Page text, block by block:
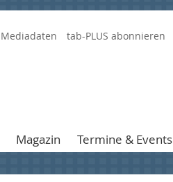
Mediadaten tab-PLUS abonnieren
Magazin Termine & Events